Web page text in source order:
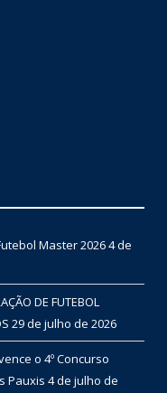
Master 20264 de
DE FUTEBOL
29 de julho de 2026
o 4º Concurso
Pauxis 4 de julho de